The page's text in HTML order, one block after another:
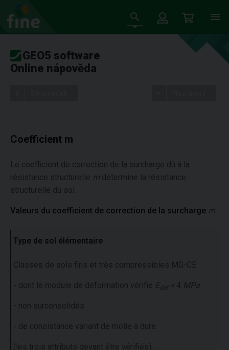
GEO5 software
Online nápověda
Coefficient m
Le coefficient de correction de la surcharge dû à la
résistance structurelle m détermine la résistance
structurelle du sol.
Valeurs du coefficient de correction de la surcharge m
Type de sol élémentaire
Classes de sols fins et très compressibles MG-CE
- dont le module de déformation vérifie E def < 4 MPa
- non surconsolidés
- de consistance variant de molle à dure
(les trois attributs devant être vérifiés),